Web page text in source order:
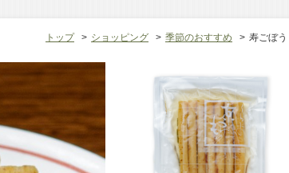
トップ ショッピング 季節のおすすめ 寿ごぼう